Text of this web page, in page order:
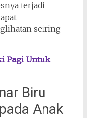
terjadi
seiring
Pagi Untuk
Biru
Anak